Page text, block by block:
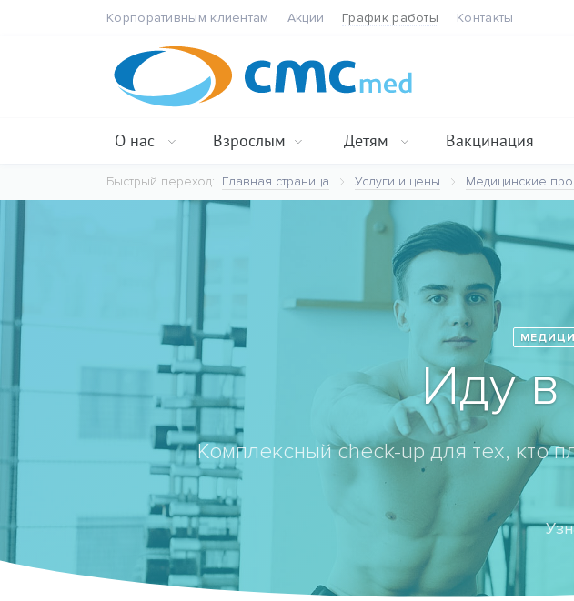
Корпоративным клиентам Акции График работы Контакты
О нас Взрослым Детям Вакцинация
Быстрый переход: Главная страница Услуги и цены Медицинские
Иду в
Комплексный check-up для тех, кто